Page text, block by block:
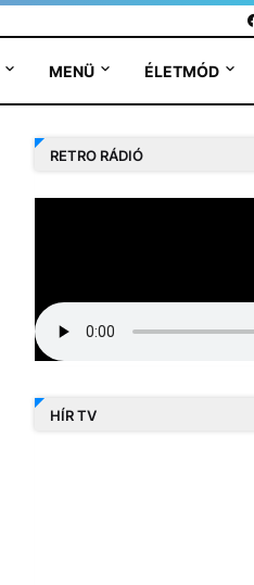
MENÜ ÉLETMÓD
RETRO RÁDIÓ
HÍR TV